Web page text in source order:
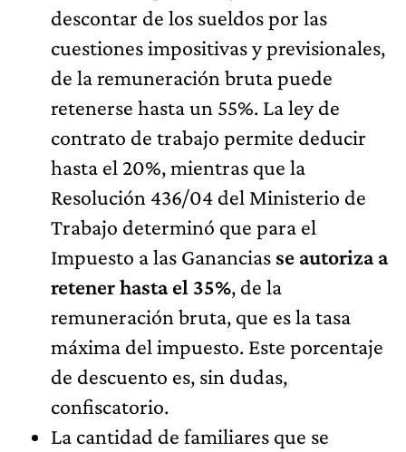
descontar de los sueldos por las
cuestiones impositivas y previsionales,
de la remuneración bruta puede
retenerse hasta un 55%. La ley de
contrato de trabajo permite deducir
hasta el 20%, mientras que la
Resolución 436/04 del Ministerio de
Trabajo determinó que para el
Impuesto a las Ganancias se autoriza a
retener hasta el 35%, de la
remuneración bruta, que es la tasa
máxima del impuesto. Este porcentaje
de descuento es, sin dudas,
confiscatorio.
La cantidad de familiares que se